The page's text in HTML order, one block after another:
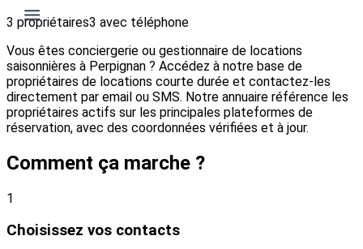
3 propriétaires3 avec téléphone
Vous êtes conciergerie ou gestionnaire de locations
saisonnières à Perpignan ? Accédez à notre base de
propriétaires de locations courte durée et contactez-les
directement par email ou SMS. Notre annuaire référence les
propriétaires actifs sur les principales plateformes de
réservation, avec des coordonnées vérifiées et à jour.
Comment ça marche ?
1
Choisissez vos contacts